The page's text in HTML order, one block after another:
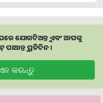
ଯୋଗଦିଅନ୍ତୁ ଏବଂ ଆପଙ୍କୁ
ପ୍ରତିଦିନ ।
କରନ୍ତୁ